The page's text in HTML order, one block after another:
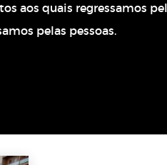
aos quais regressamos
pelas pessoas.